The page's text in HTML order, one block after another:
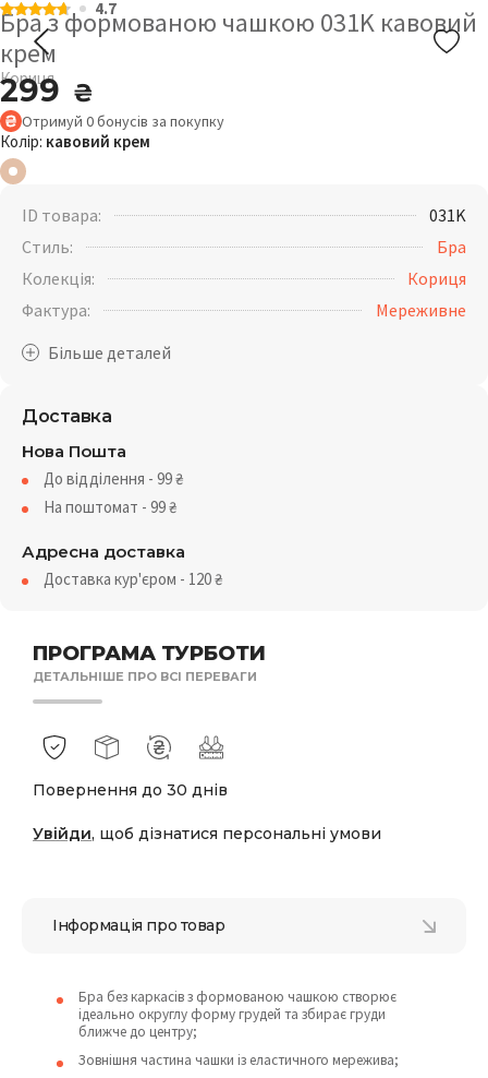
4.7
Бра з формованою чашкою 031K кавовий
крем
Кориця
299 ₴
Отримуй 0бонусів за покупку
Колір: кавовий крем
ПРОГРАМА ТУРБОТИ
ДЕТАЛЬНІШЕ ПРО ВСІ ПЕРЕВАГИ
Повернення до 30 днів
Увійди, щоб дізнатися персональні умови
ID товара:
031K
Стиль:
Бра
Колекція:
Кориця
Фактура:
Мереживне
Доставка
Нова Пошта
До відділення - 99₴
На поштомат - 99₴
Адресна доставка
Доставка кур'єром - 120₴
Інформація про товар
Бра без каркасів з формованою чашкою створює
ідеально округлу форму грудей та збирає груди
ближче до центру;
Зовнішня частина чашки із еластичного мережива;